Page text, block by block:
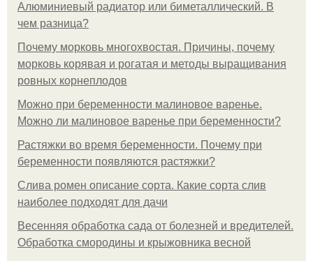
Алюминиевый радиатор или биметаллический. В
чем разница?
Почему морковь многохвостая. Причины, почему
морковь корявая и рогатая и методы выращивания
ровных корнеплодов
Можно при беременности малиновое варенье.
Можно ли малиновое варенье при беременности?
Растяжки во время беременности. Почему при
беременности появляются растяжки?
Слива ромен описание сорта. Какие сорта слив
наиболее подходят для дачи
Весенняя обработка сада от болезней и вредителей.
Обработка смородины и крыжовника весной